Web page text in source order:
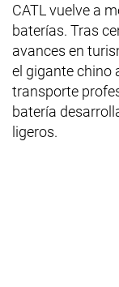
CATL vuelve a
baterías. Tras
avances en
el gigante chino
transporte
batería
ligeros.